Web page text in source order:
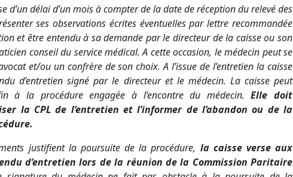
d’un délai d’un mois à compter de la date de réception du relevé des
ses observations écrites éventuelles par lettre recommandée
et être entendu à sa demande par le directeur de la caisse ou son
conseil du service médical. A cette occasion, le médecin peut se
et/ou un confrère de son choix. A l’issue de l’entretien la caisse
d’entretien signé par le directeur et le médecin. La caisse peut
à la procédure engagée à l’encontre du médecin.Elle doit
la CPL de l’entretien et l’informer de l’abandon ou de la
justifient la poursuite de la procédure, la caisse verse aux
d’entretien lors de la réunion de la Commission Paritaire